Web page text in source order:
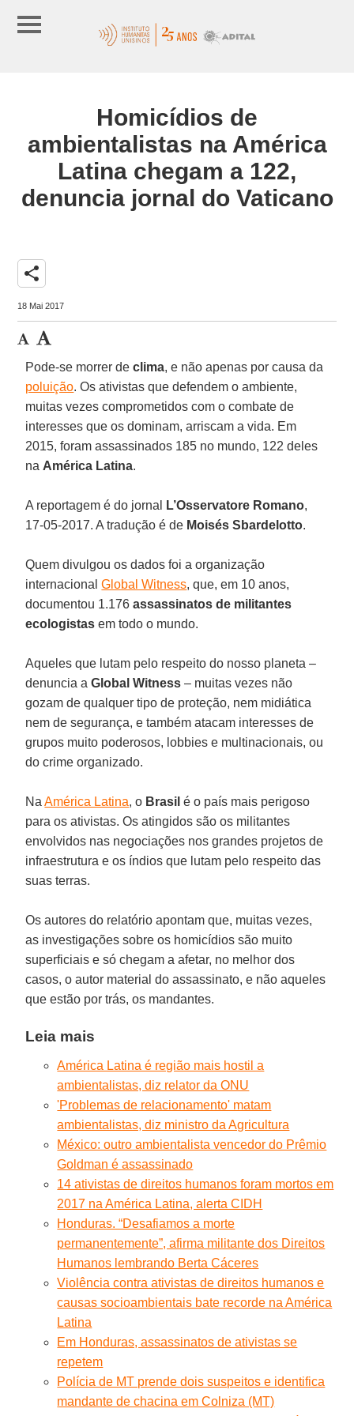
Homicídios de
ambientalistas na América
Latina chegam a 122,
denuncia jornal do Vaticano
share
18 Mai 2017
Pode-se morrer declima, e não apenas por causa da
poluição. Os ativistas que defendem o ambiente,
muitas vezes comprometidos com o combate de
interesses que os dominam, arriscam a vida. Em
2015, foram assassinados 185 no mundo, 122 deles
na América Latina.
A reportagem é do jornal L’Osservatore Romano,
17-05-2017. A tradução é de Moisés Sbardelotto.
Quem divulgou os dados foi a organização
internacionalGlobal Witness, que, em 10 anos,
documentou 1.176assassinatos de militantes
ecologistas em todo o mundo.
Aqueles que lutam pelo respeito do nosso planeta –
denuncia aGlobal Witness – muitas vezes não
gozam de qualquer tipo de proteção, nem midiática
nem de segurança, e também atacam interesses de
grupos muito poderosos, lobbies e multinacionais, ou
do crime organizado.
NaAmérica Latina, o Brasil é o país mais perigoso
para os ativistas. Os atingidos são os militantes
envolvidos nas negociações nos grandes projetos de
infraestrutura e os índios que lutam pelo respeito das
suas terras.
Os autores do relatório apontam que, muitas vezes,
as investigações sobre os homicídios são muito
superficiais e só chegam a afetar, no melhor dos
casos, o autor material do assassinato, e não aqueles
que estão por trás, os mandantes.
Leia mais
América Latina é região mais hostil a
ambientalistas, diz relator da ONU
'Problemas de relacionamento' matam
ambientalistas, diz ministro da Agricultura
México: outro ambientalista vencedor do Prêmio
Goldman é assassinado
14 ativistas de direitos humanos foram mortos em
2017 na América Latina, alerta CIDH
Honduras. “Desafiamos a morte
permanentemente”, afirma militante dos Direitos
Humanos lembrando Berta Cáceres
Violência contra ativistas de direitos humanos e
causas socioambientais bate recorde na América
Latina
Em Honduras, assassinatos de ativistas se
repetem
Polícia de MT prende dois suspeitos e identifica
mandante de chacina em Colniza (MT)